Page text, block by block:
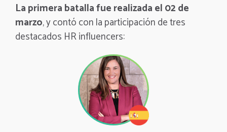
La primera batalla fue realizada el 02 de
marzo, y contó con la participación de tres
destacados HR influencers: